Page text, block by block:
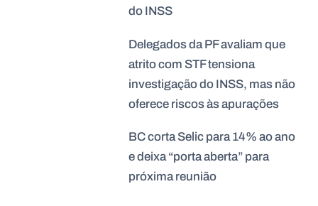
do INSS
Delegados da PF avaliam que
atrito com STF tensiona
investigação do INSS, mas não
oferece riscos às apurações
BC corta Selic para 14% ao ano
e deixa “porta aberta” para
próxima reunião